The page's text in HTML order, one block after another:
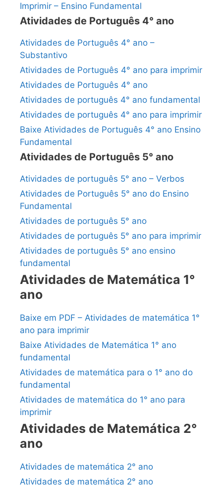
Imprimir – Ensino Fundamental
Atividades de Português 4° ano
Atividades de Português 4° ano –
Substantivo
Atividades de Português 4° ano para imprimir
Atividades de Português 4° ano
Atividades de português 4° ano fundamental
Atividades de português 4° ano para imprimir
Baixe Atividades de Português 4° ano Ensino
Fundamental
Atividades de Português 5° ano
Atividades de português 5° ano – Verbos
Atividades de Português 5° ano do Ensino
Fundamental
Atividades de português 5° ano
Atividades de português 5° ano para imprimir
Atividades de português 5° ano ensino
fundamental
Atividades de Matemática 1°
ano
Baixe em PDF – Atividades de matemática 1°
ano para imprimir
Baixe Atividades de Matemática 1° ano
fundamental
Atividades de matemática para o 1° ano do
fundamental
Atividades de matemática do 1° ano para
imprimir
Atividades de Matemática 2°
ano
Atividades de matemática 2° ano
Atividades de matemática 2° ano